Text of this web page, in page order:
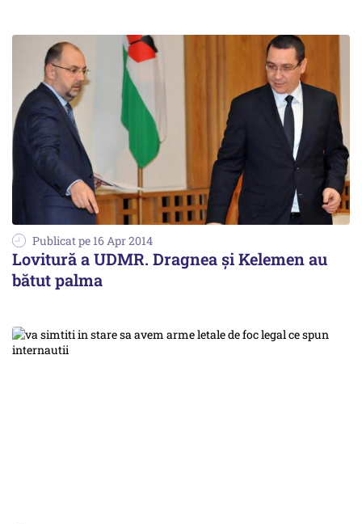
Publicat pe 16 Apr 2014
Lovitură a UDMR. Dragnea și Kelemen au
bătut palma